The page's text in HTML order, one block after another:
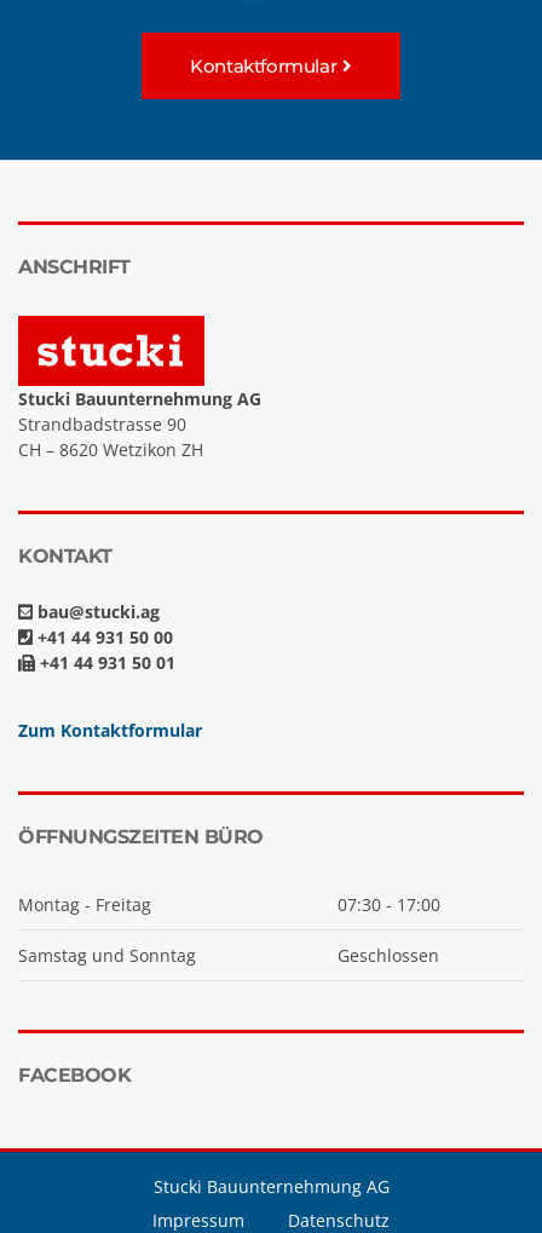
Kontaktformular
ANSCHRIFT
Stucki Bauunternehmung AG
Strandbadstrasse 90
CH – 8620 Wetzikon ZH
KONTAKT
bau@stucki.ag
+41 44 931 50 00
+41 44 931 50 01
Zum Kontaktformular
ÖFFNUNGSZEITEN BÜRO
Montag - Freitag 07:30 - 17:00
Samstag und Sonntag Geschlossen
FACEBOOK
Stucki Bauunternehmung AG
Impressum
Datenschutz